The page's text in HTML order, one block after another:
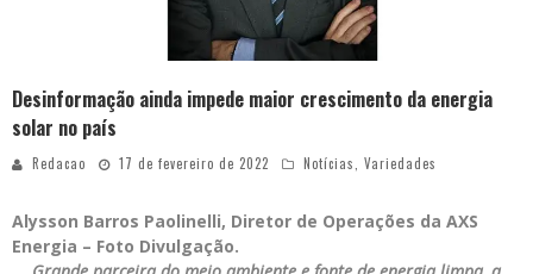
Desinformação ainda impede maior crescimento da energia
solar no país
Redacao 17 de fevereiro de 2022 Notícias, Variedades
Alysson Barros Paolinelli, Diretor de Operações da AXS
Energia – Foto Divulgação.